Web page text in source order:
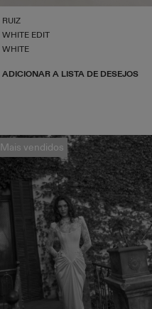
RUIZ
WHITE EDIT
WHITE
ADICIONAR A LISTA DE DESEJOS
Mais vendidos